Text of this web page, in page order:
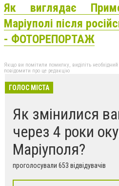
Як виглядає
Маріуполі після
- ФОТОРЕПОРТАЖ
Якщо ви помітили помилку, виділіть
повідомити про це редакцію
ГОЛОС МІСТА
Як змінилися
через 4 роки
Маріуполя?
проголосували 653 відвідувачів